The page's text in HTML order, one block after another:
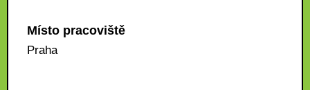
Místo pracoviště
Praha